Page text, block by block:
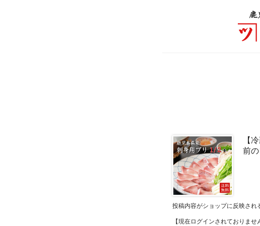
【
前
投稿内容がショップに反映され
【現在ログインされておりませ